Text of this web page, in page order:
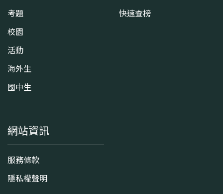
考題
校園
活動
海外生
國中生
快速查榜
網站資訊
服務條款
隱私權聲明